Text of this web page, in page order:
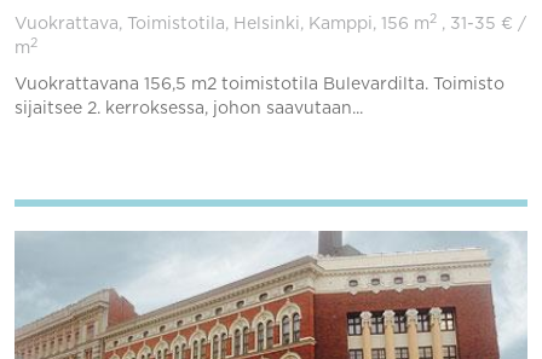
Vuokrattava, Toimistotila, Helsinki, Kamppi, 156 m 2 , 31-35 € /
m 2
Vuokrattavana 156,5 m2 toimistotila Bulevardilta. Toimisto
sijaitsee 2. kerroksessa, johon saavutaan...